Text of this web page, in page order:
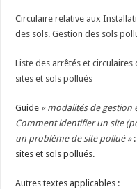
Circulaire relative aux
des sols. Gestion des sols
Liste des arrêtés et
sites et sols pollués
Guide « modalités de gestion
Comment identifier un site
un problème de site pollué »:
sites et sols pollués.
Autres textes applicables :